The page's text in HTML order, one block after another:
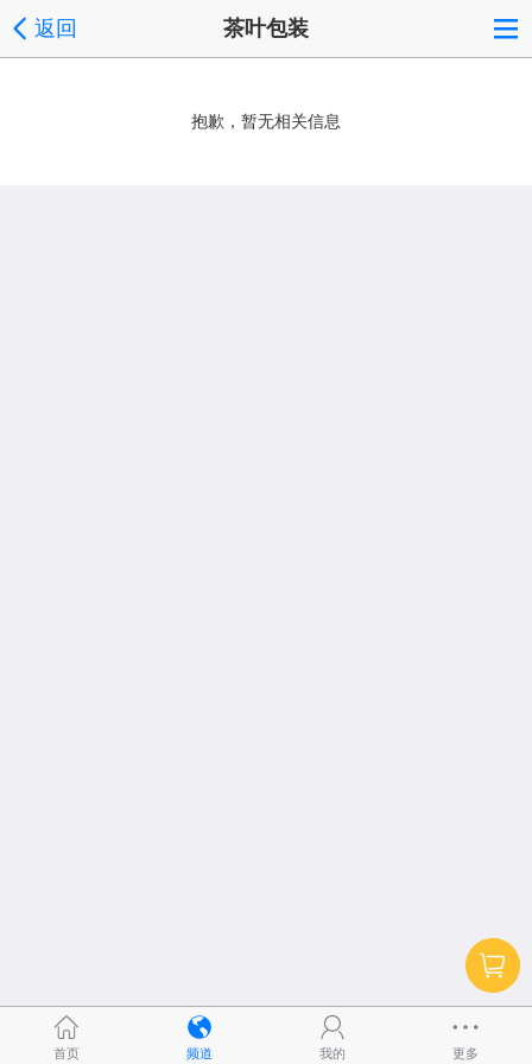
返回 茶叶包装
抱歉，暂无相关信息
首页 频道 我的 更多